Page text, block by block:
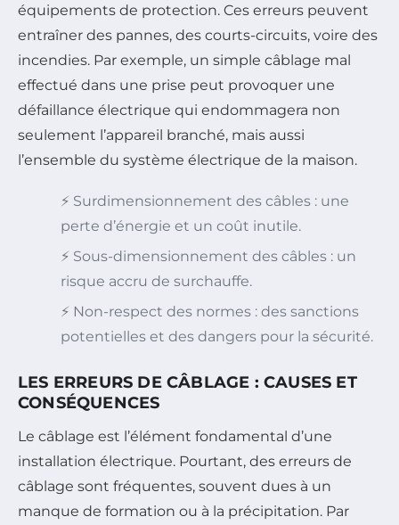
équipements de protection. Ces erreurs peuvent
entraîner des pannes, des courts-circuits, voire des
incendies. Par exemple, un simple câblage mal
effectué dans une prise peut provoquer une
défaillance électrique qui endommagera non
seulement l’appareil branché, mais aussi
l’ensemble du système électrique de la maison.
⚡ Surdimensionnement des câbles : une
perte d’énergie et un coût inutile.
⚡ Sous-dimensionnement des câbles : un
risque accru de surchauffe.
⚡ Non-respect des normes : des sanctions
potentielles et des dangers pour la sécurité.
LES ERREURS DE CÂBLAGE : CAUSES ET
CONSÉQUENCES
Le câblage est l’élément fondamental d’une
installation électrique. Pourtant, des erreurs de
câblage sont fréquentes, souvent dues à un
manque de formation ou à la précipitation. Par